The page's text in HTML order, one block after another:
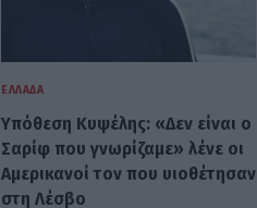
ΕΛΛΆΔΑ
Υπόθεση Κυψέλης: «Δεν είναι ο
Σαρίφ που γνωρίζαμε» λένε οι
Αμερικανοί τον που υιοθέτησαν
στη Λέσβο